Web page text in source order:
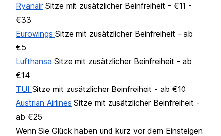
RyanairSitze mit zusätzlicher Beinfreiheit - €11 -
€33
Eurowings Sitze mit zusätzlicher Beinfreiheit - ab
€5
Lufthansa Sitze mit zusätzlicher Beinfreiheit - ab
€14
TUI Sitze mit zusätzlicher Beinfreiheit - ab €10
Austrian Airlines Sitze mit zusätzlicher Beinfreiheit -
ab €25
Wenn Sie Glück haben und kurz vor dem Einsteigen